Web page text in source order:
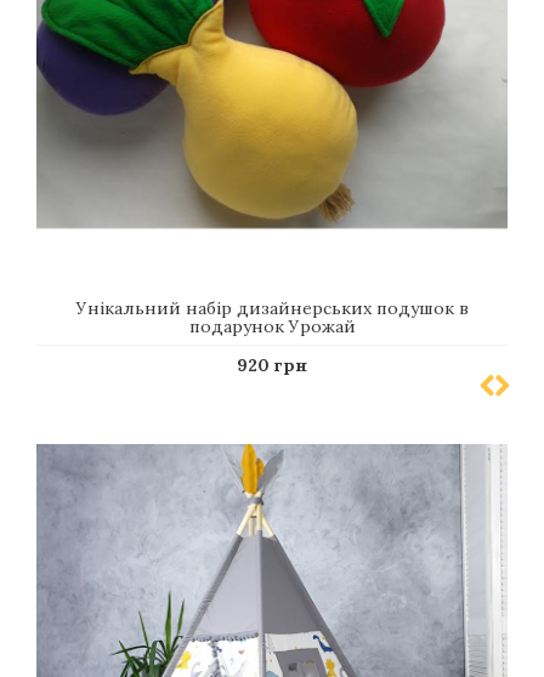
Унікальний набір дизайнерських подушок в
подарунок Урожай
920 грн